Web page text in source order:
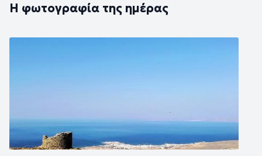
Η φωτογραφία της ημέρας